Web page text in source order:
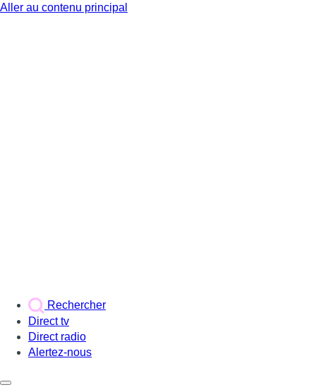
Aller au contenu principal
Rechercher
Direct tv
Direct radio
Alertez-nous